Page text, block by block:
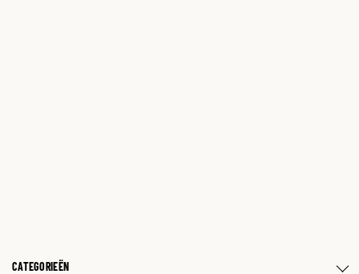
CATEGORIEËN